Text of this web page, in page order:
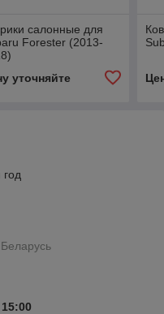
салонные для
Forester (2013-
уточняйте